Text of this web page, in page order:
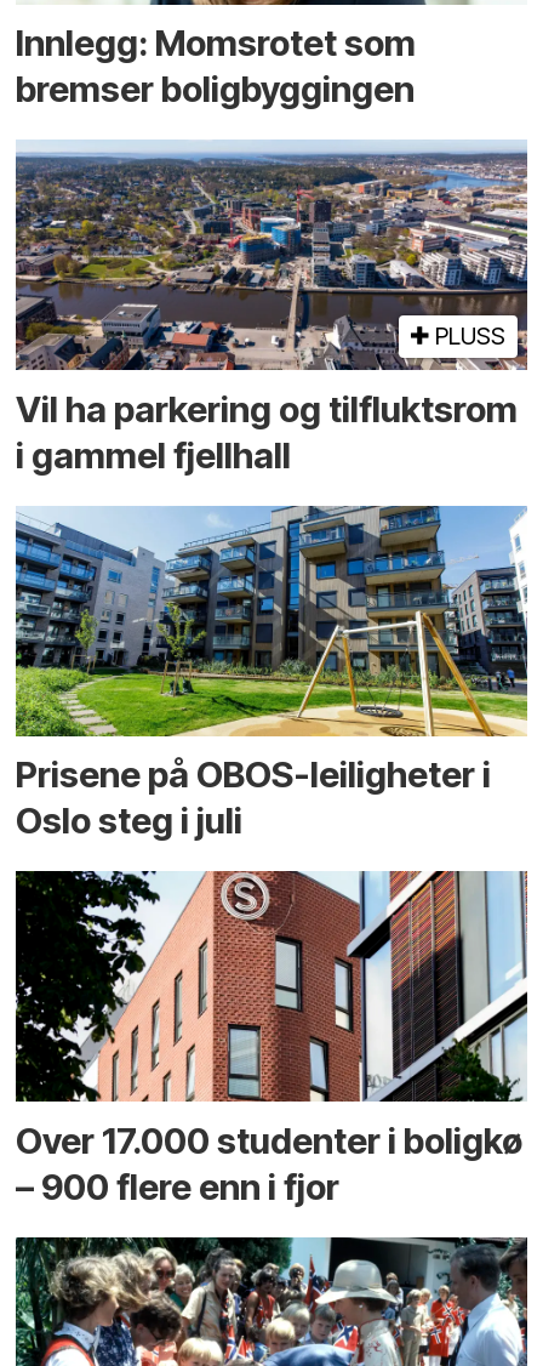
Innlegg: Moms­rotet som
bremser bolig­byggingen
PLUSS
Vil ha parkering og tilflukts­rom
i gammel fjellhall
Prisene på OBOS-leiligheter i
Oslo steg i juli
Over 17.000 studenter i boligkø
– 900 flere enn i fjor